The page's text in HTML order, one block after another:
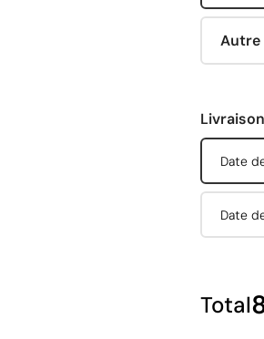
Autre
Livraison
Date
Date
Total